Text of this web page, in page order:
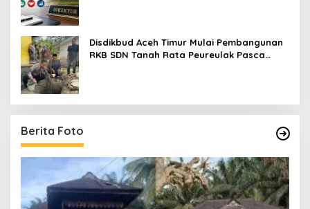
Disdikbud Aceh Timur Mulai Pembangunan
RKB SDN Tanah Rata Peureulak Pasca
Berita Foto